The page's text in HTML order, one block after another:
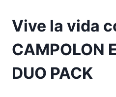
Vive la vida
CAMPOLON
DUO PACK